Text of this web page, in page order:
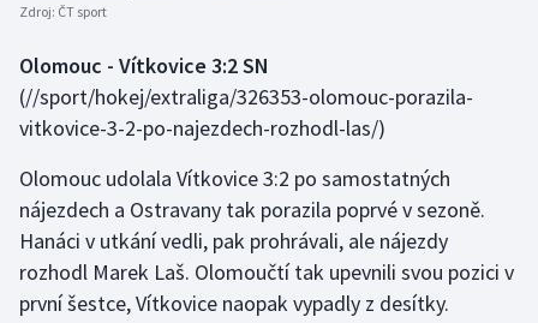
Zdroj: ČT sport
Olomouc - Vítkovice 3:2 SN
(//sport/hokej/extraliga/326353-olomouc-porazila-
vitkovice-3-2-po-najezdech-rozhodl-las/)
Olomouc udolala Vítkovice 3:2 po samostatných
nájezdech a Ostravany tak porazila poprvé v sezoně.
Hanáci v utkání vedli, pak prohrávali, ale nájezdy
rozhodl Marek Laš. Olomoučtí tak upevnili svou pozici v
první šestce, Vítkovice naopak vypadly z desítky.